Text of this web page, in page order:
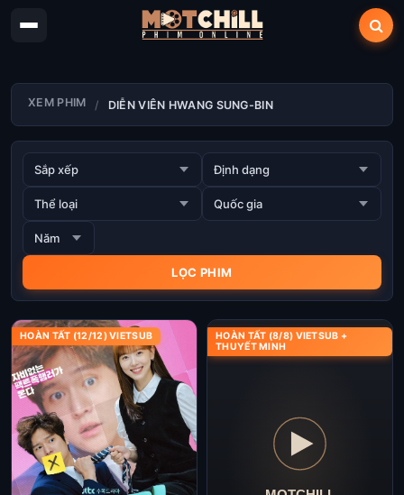
XEM PHIM DIỄN VIÊN HWANG SUNG-BIN
HOÀN TẤT (12/12) VIETSUB
HOÀN TẤT (8/8) VIETSUB +
THUYẾT MINH